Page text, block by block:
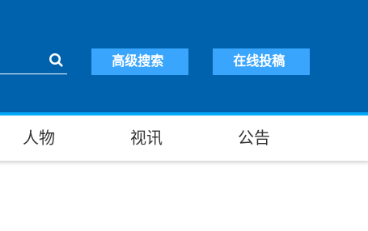
在线投稿
高级搜索
人物 视讯 公告